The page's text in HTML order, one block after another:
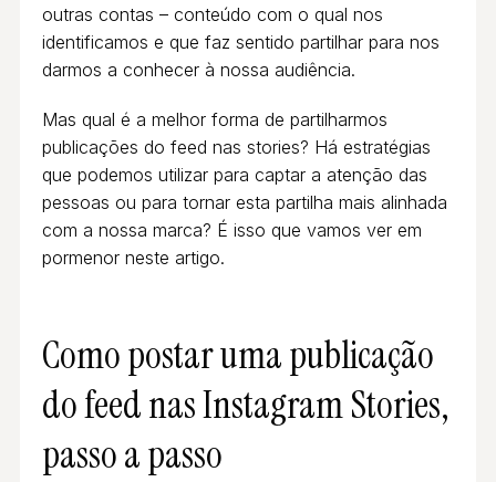
outras contas – conteúdo com o qual nos
identificamos e que faz sentido partilhar para nos
darmos a conhecer à nossa audiência.
Mas qual é a melhor forma de partilharmos
publicações do feed nas stories? Há estratégias
que podemos utilizar para captar a atenção das
pessoas ou para tornar esta partilha mais alinhada
com a nossa marca? É isso que vamos ver em
pormenor neste artigo.
Como postar uma publicação
do feed nas Instagram Stories,
passo a passo